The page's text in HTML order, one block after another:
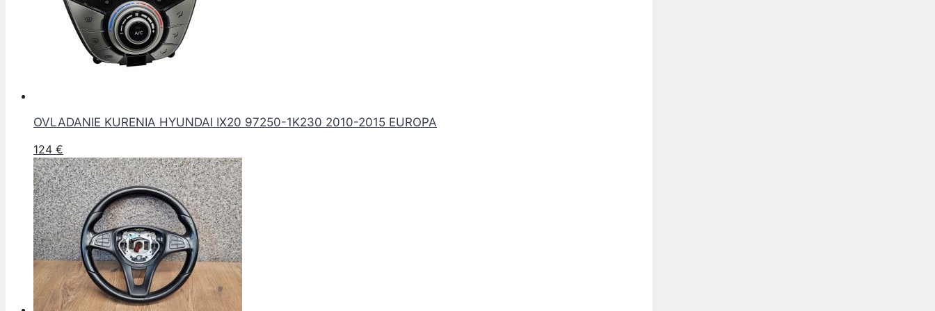
OVLADANIE KURENIA HYUNDAI IX20 97250-1K230 2010-2015 EUROPA
124 €